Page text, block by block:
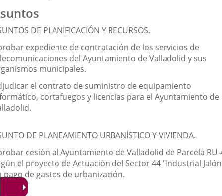
DE PLANIFICACIÓN Y RECURSOS.
expediente de contratación de los servicios de
del Ayuntamiento de Valladolid y sus
municipales.
el contrato de suministro de equipamiento
cortafuegos y licencias para el Ayuntamiento de
DE PLANEAMIENTO URBANÍSTICO Y VIVIENDA.
cesión al Ayuntamiento de Valladolid de Parcela RU-
el proyecto de Actuación del Sector 44 "Industrial
pago de gastos de urbanización.